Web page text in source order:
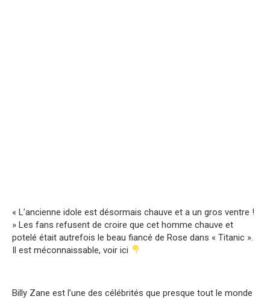
« L’ancienne idole est désormais chauve et a un gros ventre !
» Les fans refusent de croire que cet homme chauve et
potelé était autrefois le beau fiancé de Rose dans « Titanic ».
Il est méconnaissable, voir ici
Billy Zane est l’une des célébrités que presque tout le monde